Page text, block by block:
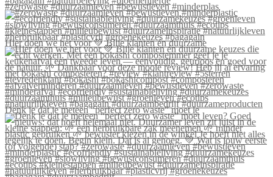
#zerowaste #duurzaamleven #bewustleven #minderplas
Hier doen we het voor 💚 Blije klanten én duurzame
Denk je dat je meteen “perfect zero waste” moet le